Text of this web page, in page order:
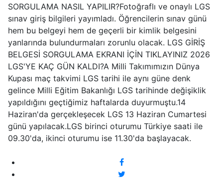
SORGULAMA NASIL YAPILIR?Fotoğraflı ve onaylı LGS
sınav giriş bilgileri yayımladı. Öğrencilerin sınav günü
hem bu belgeyi hem de geçerli bir kimlik belgesini
yanlarında bulundurmaları zorunlu olacak. LGS GİRİŞ
BELGESİ SORGULAMA EKRANI İÇİN TIKLAYINIZ 2026
LGS'YE KAÇ GÜN KALDI?A Milli Takımımızın Dünya
Kupası maç takvimi LGS tarihi ile aynı güne denk
gelince Milli Eğitim Bakanlığı LGS tarihinde değişiklik
yapıldığını geçtiğimiz haftalarda duyurmuştu.14
Haziran'da gerçekleşecek LGS 13 Haziran Cumartesi
günü yapılacak.LGS birinci oturumu Türkiye saati ile
09.30'da, ikinci oturumu ise 11.30'da başlayacak.